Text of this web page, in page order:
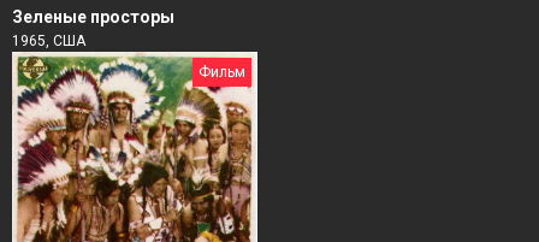
Зеленые просторы
1965, США
Фильм